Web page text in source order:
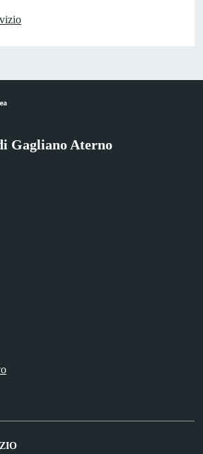
Gagliano Aterno